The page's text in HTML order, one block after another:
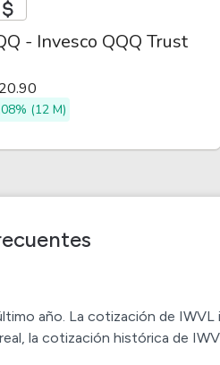
- Invesco QQQ Trust
(12 M)
año. La cotización de IWVL
la cotización histórica de